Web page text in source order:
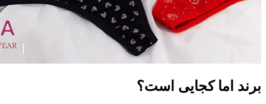
برند اما کجایی است؟